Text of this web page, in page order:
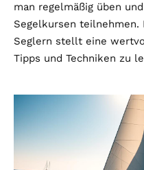
man regelmäßig üben
Segelkursen teilnehmen.
Seglern stellt eine
Tipps und Techniken zu